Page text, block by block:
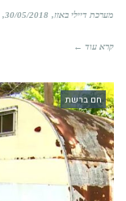
מערכת דיילי באזז 30/05/2018
קרא עוד ←
חם ברשת